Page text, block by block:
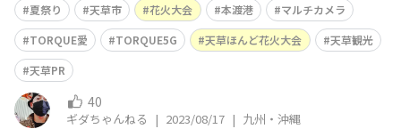
夏祭り 天草市 花火大会 本渡港
マルチカメラ
TORQUE愛
TORQUE5G 天草ほんど花火大会
天草観光
天草PR
40
ギダちゃんねる | 2023/08/17 | 九州・沖縄